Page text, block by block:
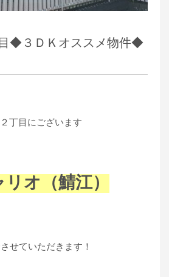
◆３ＤＫオススメ物件◆
丁目にございます
オ（鯖江）
せていただきます！